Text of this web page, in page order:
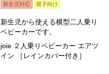
新生児対応 双子向け
新生児から使える横型二人乗り
ベビーカーです。
joie ２人乗りベビーカー エアツ
イン ［レインカバー付き］